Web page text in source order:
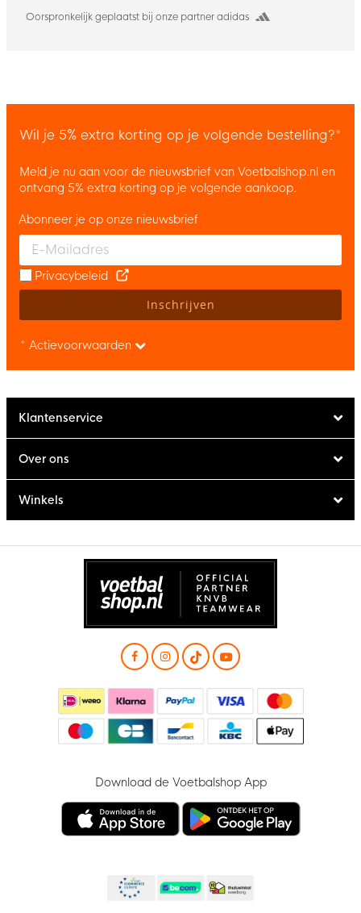
Oorspronkelijk geplaatst bij onze partner adidas
Wil je 5% extra korting op je volgende bestelling?*
Meld je nu aan voor de nieuwsbrief van Voetbalshop.nl en
ontvang 5% extra korting op je volgende aankoop.
Enter your email and accept the privacy policy to subscribe to
Abonneer je op onze nieuwsbrief
Privacybeleid
Inschrijven
* Actievoorwaarden
Klantenservice
Over ons
Winkels
Download de Voetbalshop App